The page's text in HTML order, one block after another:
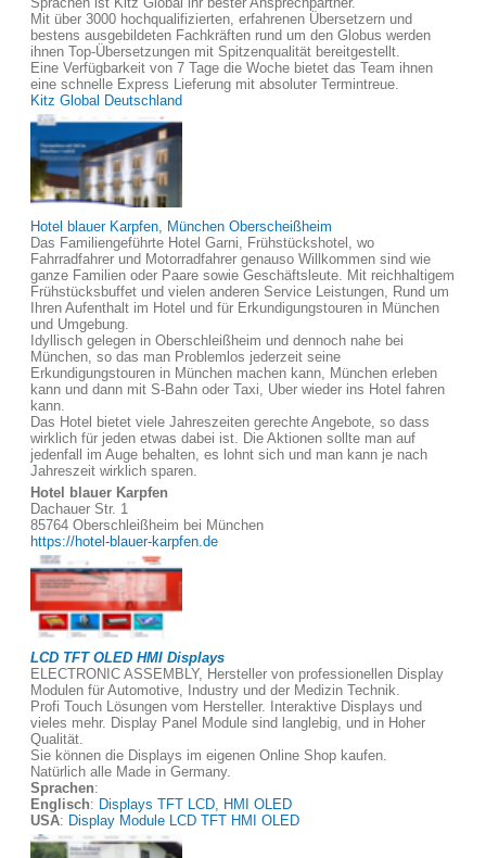
Mit über 3000 hochqualifizierten, erfahrenen Übersetzern und
bestens ausgebildeten Fachkräften rund um den Globus werden
ihnen Top-Übersetzungen mit Spitzenqualität bereitgestellt.
Eine Verfügbarkeit von 7 Tage die Woche bietet das Team ihnen
eine schnelle Express Lieferung mit absoluter Termintreue.
Kitz Global Deutschland
Hotel blauer Karpfen, München Oberscheißheim
Das Familiengeführte Hotel Garni, Frühstückshotel, wo
Fahrradfahrer und Motorradfahrer genauso Willkommen sind wie
ganze Familien oder Paare sowie Geschäftsleute. Mit reichhaltigem
Frühstücksbuffet und vielen anderen Service Leistungen, Rund um
Ihren Aufenthalt im Hotel und für Erkundigungstouren in München
und Umgebung.
Idyllisch gelegen in Oberschleißheim und dennoch nahe bei
München, so das man Problemlos jederzeit seine
Erkundigungstouren in München machen kann, München erleben
kann und dann mit S-Bahn oder Taxi, Uber wieder ins Hotel fahren
kann.
Das Hotel bietet viele Jahreszeiten gerechte Angebote, so dass
wirklich für jeden etwas dabei ist. Die Aktionen sollte man auf
jedenfall im Auge behalten, es lohnt sich und man kann je nach
Jahreszeit wirklich sparen.
Hotel blauer Karpfen
Dachauer Str. 1
85764 Oberschleißheim bei München
https://hotel-blauer-karpfen.de
LCD TFT OLED HMI Displays
ELECTRONIC ASSEMBLY, Hersteller von professionellen Display
Modulen für Automotive, Industry und der Medizin Technik.
Profi Touch Lösungen vom Hersteller. Interaktive Displays und
vieles mehr. Display Panel Module sind langlebig, und in Hoher
Qualität.
Sie können die Displays im eigenen Online Shop kaufen.
Natürlich alle Made in Germany.
Sprachen:
Englisch: Displays TFT LCD, HMI OLED
USA: Display Module LCD TFT HMI OLED